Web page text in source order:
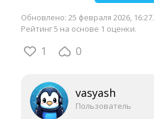
Обновлено: 25 февраля 2026, 16:27.
Рейтинг 5 на основе 1 оценки.
1 0
vasyash
Пользователь